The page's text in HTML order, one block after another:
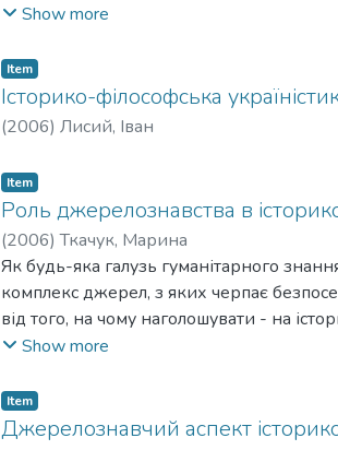
В епіцентрі обговорення і дискусій
університету ім. Т. Г. Шевченка та
пізнання, що робить пропоновану
розбудови історико-філософської науки
Show more
Item
Історико-філософська
(2006) Лисий, Іван
Item
Роль джерелознавства в
(2006)Ткачук, Марина
Як будь-яка галузь гуманітарного
комплекс джерел, з яких черпає
від того, на чому наголошувати - на
незалежно від того, чи розуміти історію
з учасників якого вшановують як
зафіксувати голоси минулого історик
Show more
Item
Джерелознавчий аспект